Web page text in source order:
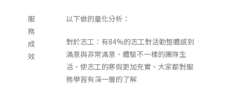
服
務
成
效
以下做的量化分析：
對於志工：有84%的志工對活動整體感到
滿意與非常滿意、體驗不一樣的團隊生
活、使志工的寒假更加充實、大家都對服
務學習有深一層的了解